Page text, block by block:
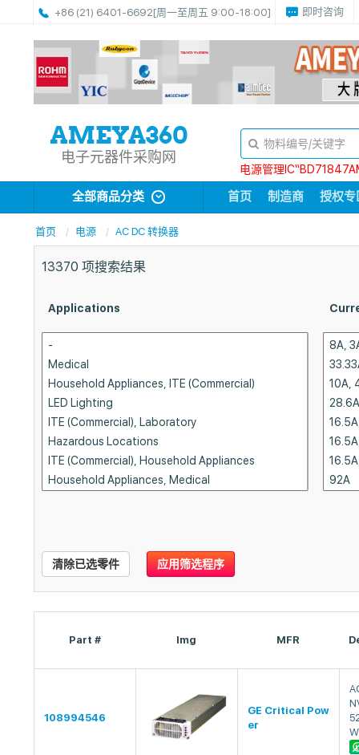
+86 (21) 6401-6692[周一至周五 9:00-18:00] 即时咨询
电子元器件采购网
电源管理
全部商品分类 首页 制造商 授权专
首页 电源 AC DC 转换器
13370 项搜索结果
Applications
清除已选零件 应用筛选程序
Part # Img MFR
108994546
GE Critical Pow
er
W